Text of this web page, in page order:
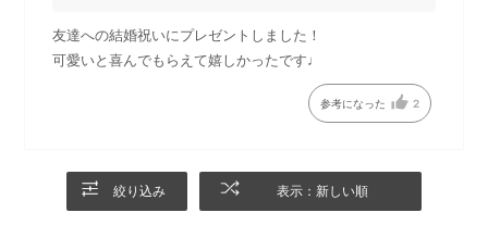
ギフトバッグには持ち手が付
いているのでエコバッグとし
友達への結婚祝いにプレゼントしました！
可愛いと喜んでもらえて嬉しかったです♩
参考になった 2
絞り込み 表示：新しい順